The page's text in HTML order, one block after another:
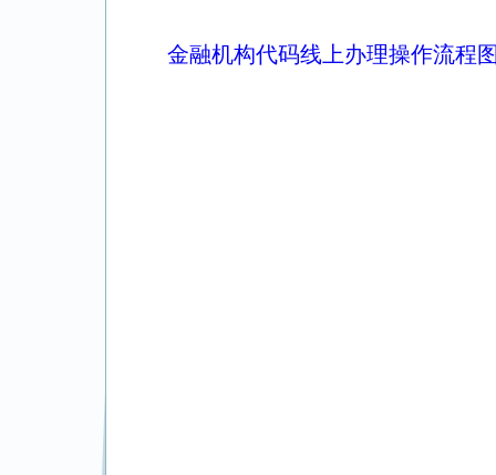
金融机构代码线上办理操作流程